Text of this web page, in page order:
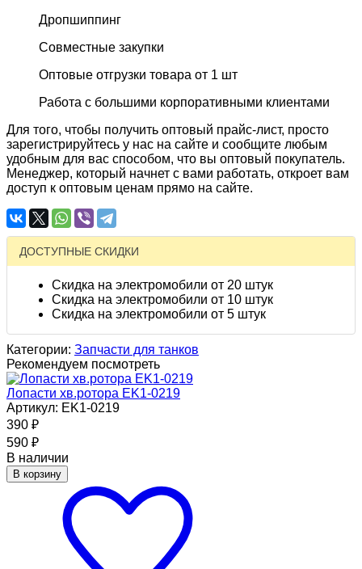
Дропшиппинг
Совместные закупки
Оптовые отгрузки товара от 1 шт
Работа с большими корпоративными клиентами
Для того, чтобы получить оптовый прайс-лист, просто
зарегистрируйтесь у нас на сайте и сообщите любым
удобным для вас способом, что вы оптовый покупатель.
Менеджер, который начнет с вами работать, откроет вам
доступ к оптовым ценам прямо на сайте.
ДОСТУПНЫЕ СКИДКИ
Скидка на электромобили от 20 штук
Скидка на электромобили от 10 штук
Скидка на электромобили от 5 штук
Категории: Запчасти для танков
Рекомендуем посмотреть
Лопасти хв.ротора EK1-0219
Артикул: EK1-0219
390 ₽
590 ₽
В наличии
В корзину